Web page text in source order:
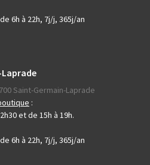
6h à 22h, 7j/j, 365j/an
Saint-Germain-Laprade
:
et de 15h à 19h.
6h à 22h, 7j/j, 365j/an